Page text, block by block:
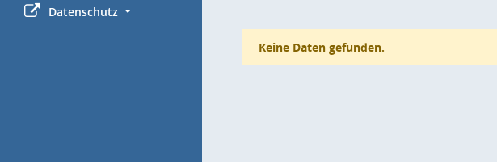
Datenschutz
Keine Daten gefunden.